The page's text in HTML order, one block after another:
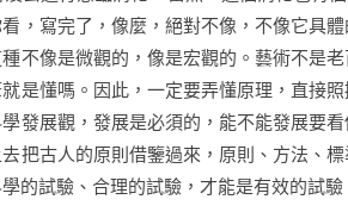
，寫完了，像麼，絕對不像，不像它具
不像是微觀的，像是宏觀的。藝術不是
是懂嗎。因此，一定要弄懂原理，直接
發展觀，發展是必須的，能不能發展要
把古人的原則借鑒過來，原則、方法、
的試驗、合理的試驗，才能是有效的試驗